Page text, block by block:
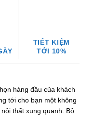
TIẾT KIỆM
TỚI 10%
hàng đầu của khách
tới cho bạn một không
thất xung quanh. Bộ